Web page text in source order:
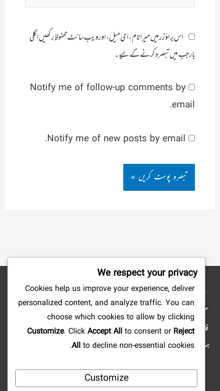
اس براؤزر میں میرا نام، ای میل، اور ویب سائٹ محفوظ رکھیں اگلی
بار جب میں تبصرہ کرنے کےلیے۔
Notify me of follow-up comments by
email.
Notify me of new posts by email.
نوٹ: شائع کردہ مضامین وکتب کے جملہ حقوق بحق ناشرین ومصنفین محفوظ ہیں۔ ہمارا
مقصد صرف علم وتحقیق وتلاش وجستجو میں سہولت پیدا کرنا ہے، لہذا: ویب سائٹ کا مالی
فائدہ کے لئے استعمال کرنا منوع ہے، آپ علمی مضامین ومستند دینی کتابیں ارسال فرما کر
ہمارا تعاون کرسکتے ہیں اور رب کریم کے یہاں اجر عظیم پا سکتے ہیں۔ اور اگر آپ کو کہیں بھی
ایڈریس: Qalam@eSabaq.com |
We respect your privacy
Cookies help us improve your experience, deliver
personalized content, and analyze traffic. You can
choose which cookies to allow by clicking
Customize. ClickAccept Allto consent orReject
Allto decline non-essential cookies.
Customize